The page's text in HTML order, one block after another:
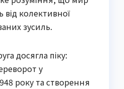
від колективної
зусиль.
досягла піку:
у
року та створення